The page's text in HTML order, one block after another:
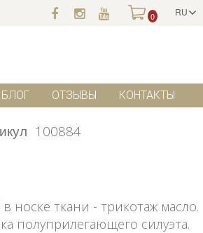
RU
0
БЛОГ ОТЗЫВЫ КОНТАКТЫ
100884
носке ткани - трикотаж масло.
полуприлегающего силуэта.